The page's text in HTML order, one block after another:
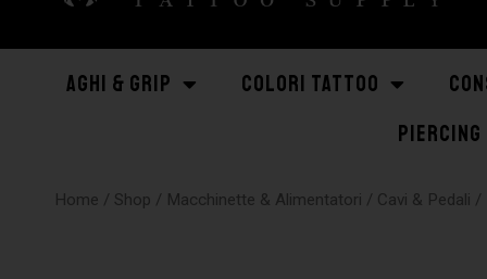
AGHI & GRIP COLORI TATTOO
PIERCING
Home / Shop / Macchinette & Alimentatori / Cavi & Pedali /